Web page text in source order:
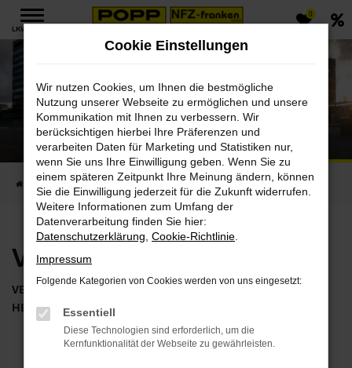
Zum
Hauptinhalt
LKW MENÜ
0
Volvo FL Electric
Ihr vollelektrischer Lieferwagen
Startseite Fahrzeugverkauf Volvo Volvo FL Electric
Volvo FL Electric
VERFÜGBARE FAHRZEUGE ANZEIGEN
HERSTELLER SEITE BESUCHEN
Cookie Einstellungen
Wir nutzen Cookies, um Ihnen die bestmögliche
Nutzung unserer Webseite zu ermöglichen und unsere
Kommunikation mit Ihnen zu verbessern. Wir
berücksichtigen hierbei Ihre Präferenzen und
verarbeiten Daten für Marketing und Statistiken nur,
wenn Sie uns Ihre Einwilligung geben. Wenn Sie zu
einem späteren Zeitpunkt Ihre Meinung ändern, können
Sie die Einwilligung jederzeit für die Zukunft widerrufen.
Weitere Informationen zum Umfang der
Datenverarbeitung finden Sie hier:
Datenschutzerklärung Cookie-Richtlinie
Impressum
Folgende Kategorien von Cookies werden von uns eingesetzt:
Essentiell
Diese Technologien sind erforderlich, um die
Kernfunktionalität der Webseite zu gewährleisten.